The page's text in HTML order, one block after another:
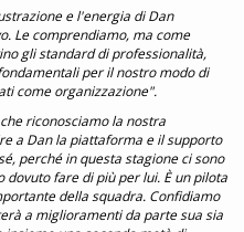
e l'energia di Dan
Le comprendiamo, ma come
gli standard di professionalità,
per il nostro modo di
come organizzazione".
riconosciamo la nostra
a Dan la piattaforma e il supporto
perché in questa stagione ci sono
fare di più per lui. È un pilota
della squadra. Confidiamo
a miglioramenti da parte sua sia